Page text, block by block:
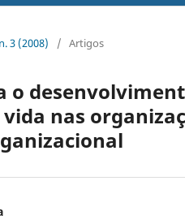
3 (2008) / Artigos
o
nas